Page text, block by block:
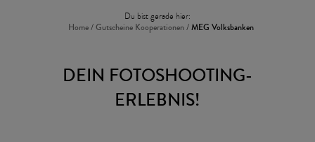
Du bist gerade hier:
Home/Gutscheine Kooperationen/MEG Volksbanken
DEIN FOTOSHOOTING-
ERLEBNIS!